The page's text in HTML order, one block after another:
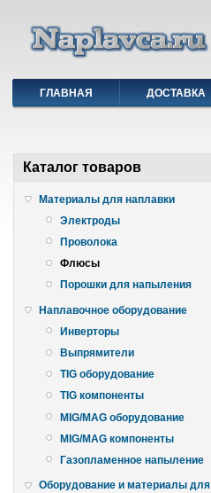
ГЛАВНАЯ ДОСТАВКА
Каталог товаров
Материалы для наплавки
Электроды
Проволока
Флюсы
Порошки для напыления
Наплавочное оборудование
Инверторы
Выпрямители
TIG оборудование
TIG компоненты
MIG/MAG оборудование
MIG/MAG компоненты
Газопламенное напыление
Оборудование и материалы для